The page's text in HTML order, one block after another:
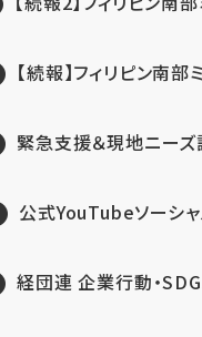
【続報】フィリピン南
緊急支援＆現地ニーズ
公式YouTubeソーシ
経団連 企業行動・